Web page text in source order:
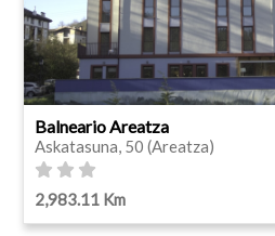
Balneario Areatza
Askatasuna, 50 (Areatza)
2,983.11 Km